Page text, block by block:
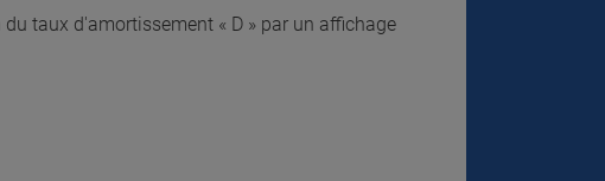
taux d'amortissement « D » par un affichage